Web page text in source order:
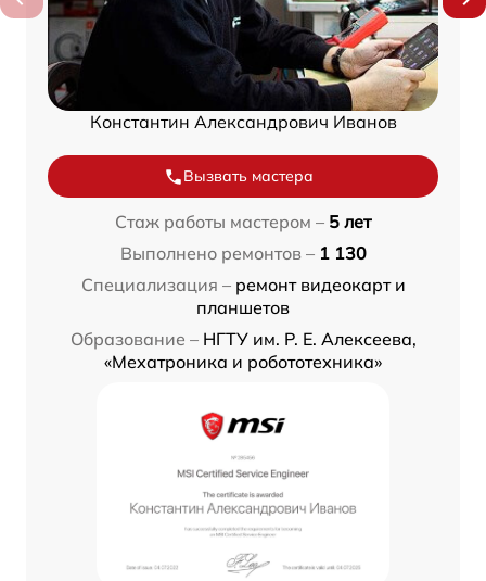
Константин Александрович Иванов
Вызвать мастера
Стаж работы мастером – 5 лет
Выполнено ремонтов – 1 130
Специализация – ремонт видеокарт и
планшетов
Образование – НГТУ им. Р. Е. Алексеева,
«Мехатроника и робототехника»